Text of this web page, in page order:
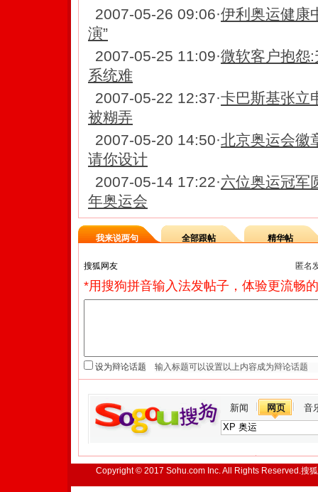
2007-05-26 09:06·伊利奥运健康
演”
2007-05-25 11:09·微软客户抱怨
系统难
2007-05-22 12:37·卡巴斯基张立
被糊弄
2007-05-20 14:50·北京奥运会徽
请你设计
2007-05-14 17:22·六位奥运冠军
年奥运会
我来说两句 全部跟帖 精华帖
匿名
*用搜狗拼音输入法发帖子，体验更流畅
设为辩论话题
新闻 网页 音
Copyright © 2017 Sohu.com Inc. All Rights Reserved.搜